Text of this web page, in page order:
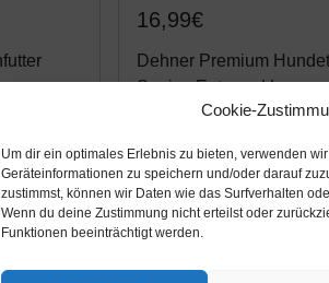
Cookie-
Um dir ein optimales Erlebnis zu bieten, verwenden
Geräteinformationen zu speichern und/oder darauf
zustimmst, können wir Daten wie das Surfverhalten
Wenn du deine Zustimmung nicht erteilst oder
Funktionen beeinträchtigt werden.
16,99€
Dehner Premium
Senior, Ente und Lamm
Amazon / Ebay